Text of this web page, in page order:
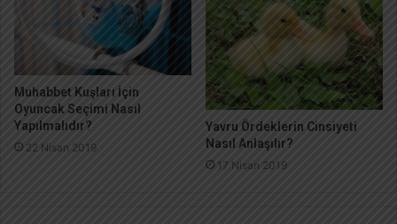
Muhabbet Kuşları İçin
Oyuncak Seçimi Nasıl
Yapılmalıdır?
22 Nisan 2019
Yavru Ördeklerin Cinsiyeti
Nasıl Anlaşılır?
17 Nisan 2019